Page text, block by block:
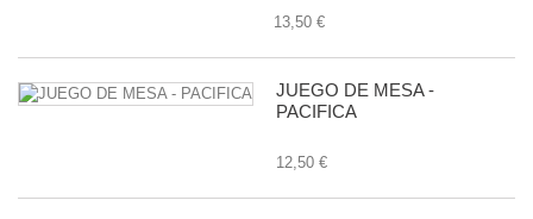
13,50 €
JUEGO DE MESA -
PACIFICA
12,50 €